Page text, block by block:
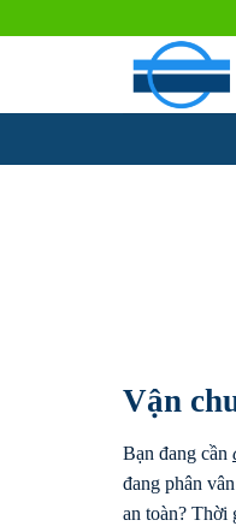
Vận
Bạn đang cần
đang phân
an toàn? Thời